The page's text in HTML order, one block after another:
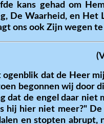
kans gehad om
De Waarheid, en
ons ook Zijn wegen
ogenblik dat de Heer
begonnen wij door
dat de engel daar
hij hier niet meer?"
en stopten